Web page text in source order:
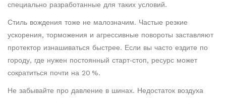
специально разработанные для таких условий.
Стиль вождения тоже не малозначим. Частые резкие
ускорения, торможения и агрессивные повороты заставляют
протектор изнашиваться быстрее. Если вы часто ездите по
городу, где нужен постоянный старт‑стоп, ресурс может
сократиться почти на 20 %.
Не забывайте про давление в шинах. Недостаток воздуха